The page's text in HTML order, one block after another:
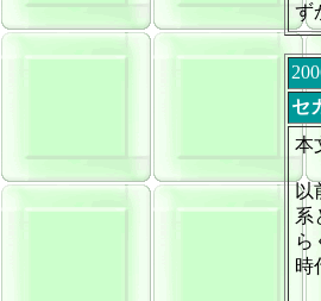
ず
セ
本
以
系
ら
時